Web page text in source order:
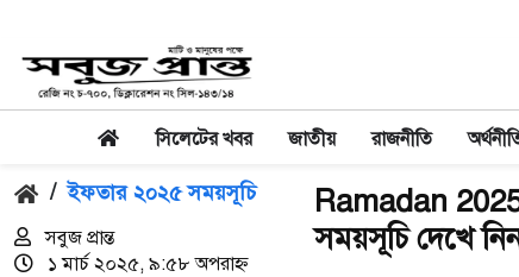
সিলেটের খবর জাতীয় রাজনীতি
/ ইফতার ২০২৫ সময়সূচি
সবুজ প্রান্ত
১ মার্চ ২০২৫, ৯:৫৮ অপরাহ্ন
Ramadan
সময়সূচি দেখে